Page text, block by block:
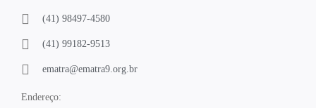
(41) 98497-4580
(41) 99182-9513
ematra@ematra9.org.br
Endereço: